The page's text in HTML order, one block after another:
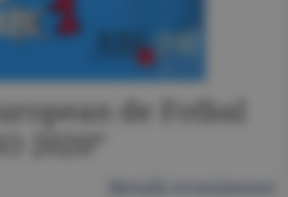
de Fotbal
2020”